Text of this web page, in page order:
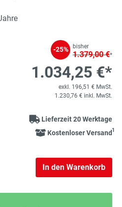
-25% bisher
1.379,00 €*
1.034,25 €*
exkl. 196,51 € MwSt.
1.230,76 € inkl. MwSt.
Lieferzeit 20 Werktage
Kostenloser Versand1
den gewünschten
In den Warenkorb